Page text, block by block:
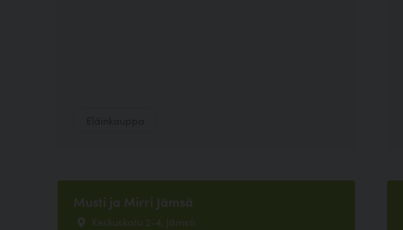
Musti ja Mirri Jämsä
Keskuskatu 2-4, Jämsä